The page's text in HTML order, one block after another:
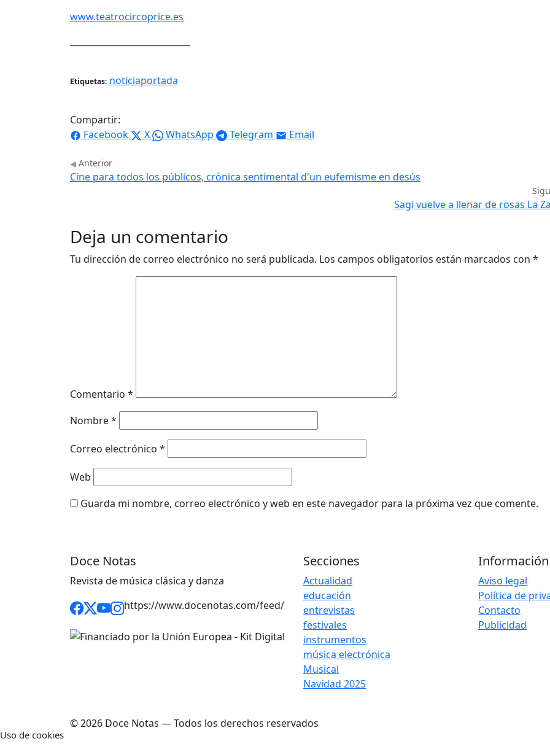
www.teatrocircoprice.es
Etiquetas: noticiaportada
Compartir:
Facebook
X WhatsApp Telegram Email
Anterior
Cine para todos los públicos, crònica sentimental d'un eufemisme en desús
Sagi vuelve a llenar de rosas La
Deja un comentario
Tu dirección de correo electrónico no será publicada. Los campos obligatorios están marcados con *
Comentario *
Nombre*
Correo electrónico *
Web
Guarda mi nombre, correo electrónico y web en este navegador para la próxima vez que comente.
Doce Notas
Revista de música clásica y danza
https://www.docenotas.com/feed/
Secciones
Actualidad
educación
entrevistas
festivales
instrumentos
música electrónica
Musical
Navidad 2025
Información
Aviso legal
Política de
Contacto
Publicidad
© 2026 Doce Notas — Todos los derechos reservados
Uso de cookies